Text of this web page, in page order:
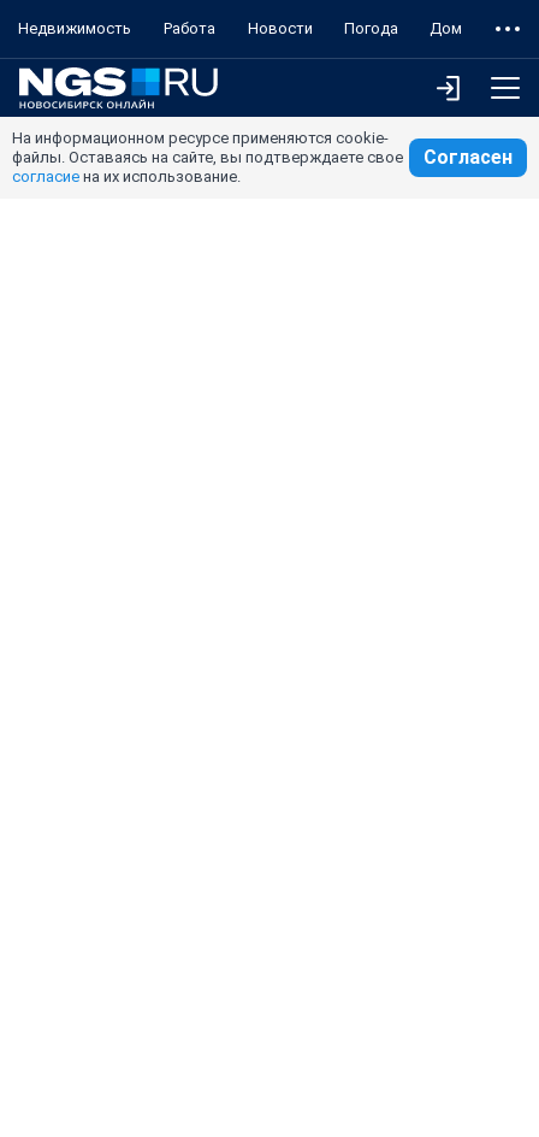
Недвижимость Работа Новости Погода Дом
На информационном ресурсе применяются cookie-
файлы. Оставаясь на сайте, вы подтверждаете свое
согласие на их использование.
Согласен